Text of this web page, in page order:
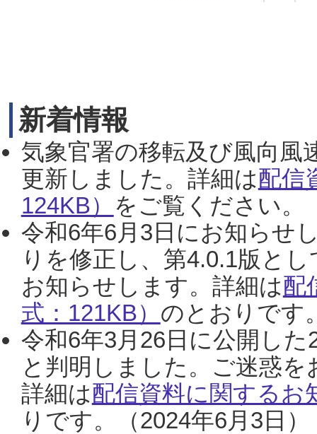
新着情報
気象官署の移転及び風向風
更新しました。詳細は配信
124KB） をご覧ください。
令和6年6月3日にお知らせ
りを修正し、第4.0.1版と
お知らせします。詳細は配
式：121KB） のとおりです
令和6年3月26日に公開し
と判明しました。ご迷惑
詳細は配信資料に関するお
りです。（2024年6月3日）